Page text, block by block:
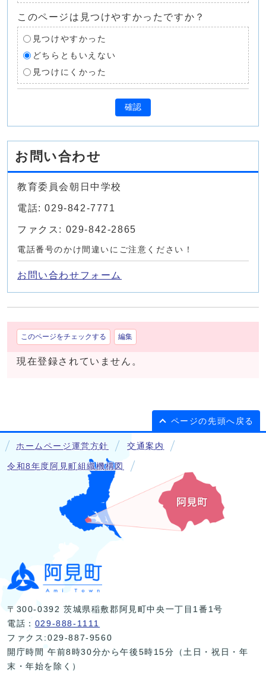
このページは見つけやすかったですか？
見つけやすかった
どちらともいえない
見つけにくかった
確認
お問い合わせ
教育委員会朝日中学校
電話: 029-842-7771
ファクス: 029-842-2865
電話番号のかけ間違いにご注意ください！
お問い合わせフォーム
このページをチェックする 編集
現在登録されていません。
ページの先頭へ戻る
ホームページ運営方針 交通案内
令和8年度阿見町組織機構図
〒300-0392 茨城県稲敷郡阿見町中央一丁目1番1号
電話： 029-888-1111
ファクス:029-887-9560
開庁時間 午前8時30分から午後5時15分（土日・祝日・年
末・年始を除く）